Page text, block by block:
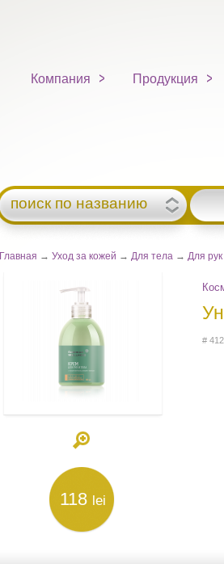
Компания Продукция
поиск по названию
Главная → Уход за кожей → Для тела → Для рук
118 lei
#